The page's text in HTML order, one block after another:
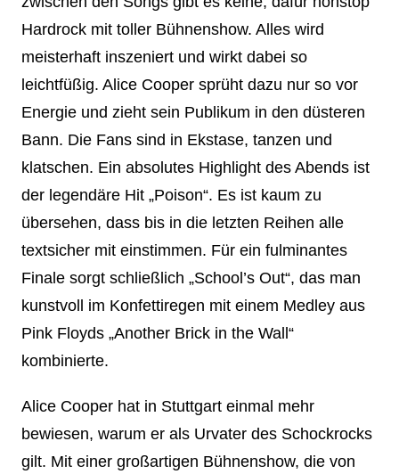
Hardrock mit toller Bühnenshow. Alles wird
meisterhaft inszeniert und wirkt dabei so
leichtfüßig. Alice Cooper sprüht dazu nur so vor
Energie und zieht sein Publikum in den düsteren
Bann. Die Fans sind in Ekstase, tanzen und
klatschen. Ein absolutes Highlight des Abends ist
der legendäre Hit „Poison“. Es ist kaum zu
übersehen, dass bis in die letzten Reihen alle
textsicher mit einstimmen. Für ein fulminantes
Finale sorgt schließlich „School’s Out“, das man
kunstvoll im Konfettiregen mit einem Medley aus
Pink Floyds „Another Brick in the Wall“
kombinierte.
Alice Cooper hat in Stuttgart einmal mehr
bewiesen, warum er als Urvater des Schockrocks
gilt. Mit einer großartigen Bühnenshow, die von